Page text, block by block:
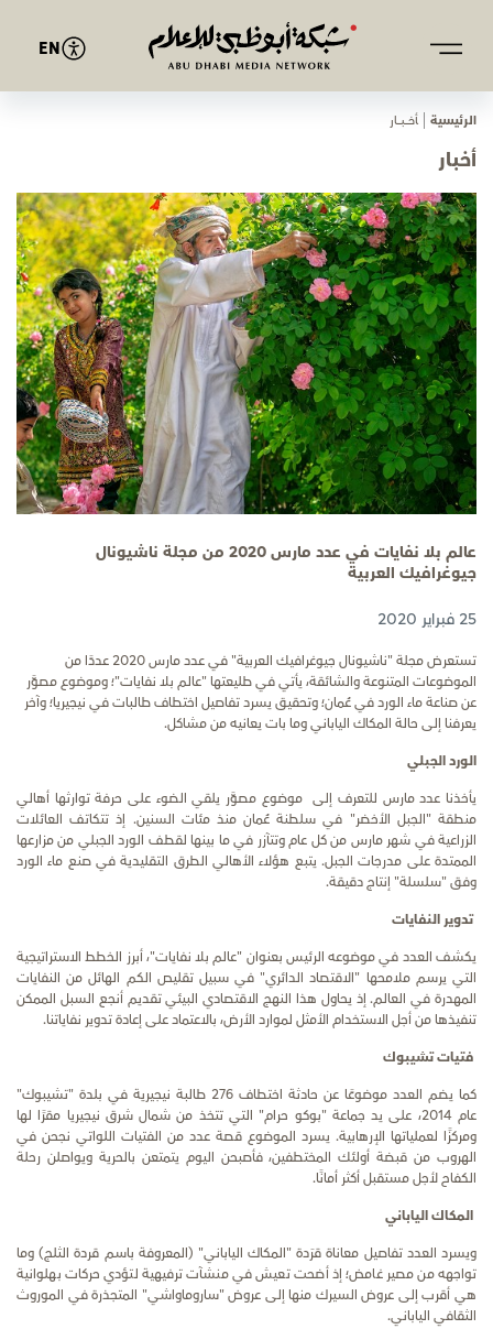
EN
الرئيسية ﺄﺧـــﺒـــﺎر
أخبار
عالم بلا نفايات في عدد مارس 2020 من مجلة ناشيونال
جيوغرافيك العربية
25 فبراير 2020
تستعرض مجلة "ناشيونال جيوغرافيك العربية" في عدد مارس2020 عددًا من
الموضوعات المتنوعة والشائقة، يأتي في طليعتها "عالم بلا نفايات"؛ وموضوع مصوَّر
عن صناعة ماء الورد في عُمان؛ وتحقيق يسرد تفاصيل اختطاف طالبات في نيجيريا؛ وآخر
يعرفنا إلى حالة المكاك الياباني وما بات يعانيه من مشاكل.
الورد الجبلي
يأخذنا عدد مارس للتعرف إلى موضوع مصوَّر يلقي الضوء على حرفة توارثها أهالي
منطقة "الجبل الأخضر" في سلطنة عُمان منذ مئات السنين. إذ تتكاتف العائلات
الزراعية في شهر مارس من كل عام وتتآزر في ما بينها لقطف الورد الجبلي من مزارعها
الممتدة على مدرجات الجبل. يتبع هؤلاء الأهالي الطرق التقليدية في صنع ماء الورد
وفق "سلسلة" إنتاج دقيقة.
تدوير النفايات
يكشف العدد في موضوعه الرئيس بعنوان "عالم بلا نفايات"، أبرز الخطط الاستراتيجية
التي يرسم ملامحها "الاقتصاد الدائري" في سبيل تقليص الكم الهائل من النفايات
المهدرة في العالم. إذ يحاول هذا النهج الاقتصادي البيئي تقديم أنجع السبل الممكن
تنفيذها من أجل الاستخدام الأمثل لموارد الأرض، بالاعتماد على إعادة تدوير نفاياتنا.
فتيات تشيبوك
كما يضم العدد موضوعًا عن حادثة اختطاف 276 طالبة نيجيرية في بلدة "تشيبوك"
عام2014، على يد جماعة "بوكو حرام" التي تتخذ من شمال شرق نيجيريا مقرًا لها
ومركزًا لعملياتها الإرهابية. يسرد الموضوع قصة عدد من الفتيات اللواتي نجحن في
الهروب من قبضة أولئك المختطفين، فأصبحن اليوم يتمتعن بالحرية ويواصلن رحلة
الكفاح لأجل مستقبل أكثر أمانًا.
المكاك الياباني
ويسرد العدد تفاصيل معاناة قرَدة "المكاك الياباني" (المعروفة باسم قردة الثلج) وما
تواجهه من مصير غامض؛ إذ أضحت تعيش في منشآت ترفيهية لتؤدي حركات بهلوانية
هي أقرب إلى عروض السيرك منها إلى عروض "ساروماواشي" المتجذرة في الموروث
الثقافي الياباني.